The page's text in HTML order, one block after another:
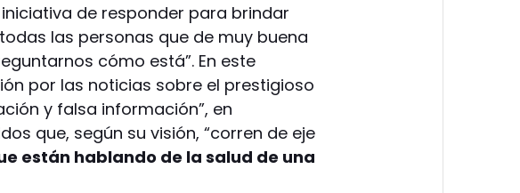
de responder para brindar
las personas que de muy buena
cómo está”. En este
por las noticias sobre el prestigioso
y falsa información”, en
que, según su visión, “corren de eje
están hablando de la salud de una